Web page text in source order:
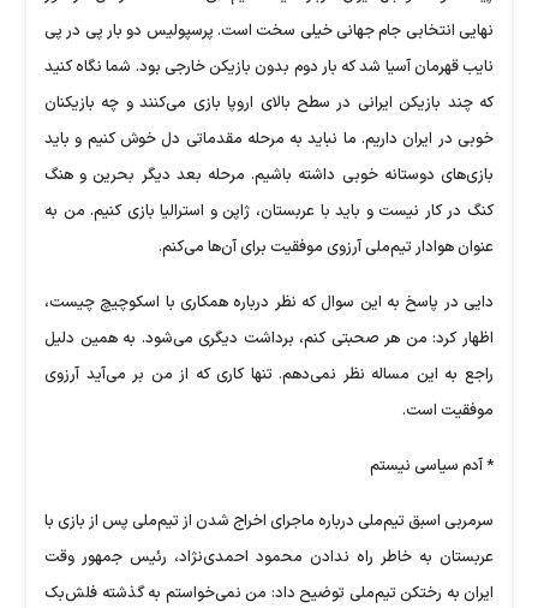
نهایی انتخابی جام جهانی خیلی سخت است. پرسپولیس دو بار پی در پی
نایب قهرمان آسیا شد که بار دوم بدون بازیکن خارجی بود. شما نگاه کنید
که چند بازیکن ایرانی در سطح بالای اروپا بازی می‌کنند و چه بازیکنان
خوبی در ایران داریم. ما نباید به مرحله مقدماتی دل خوش کنیم و باید
بازی‌های دوستانه خوبی داشته باشیم. مرحله بعد دیگر بحرین و هنگ
کنگ در کار نیست و باید با عربستان، ژاپن و استرالیا بازی کنیم. من به
عنوان هوادار تیم‌ملی آرزوی موفقیت برای آن‌ها می‌کنم.
دایی در پاسخ به این سوال که نظر درباره همکاری با اسکوچیچ چیست،
اظهار کرد: من هر صحبتی کنم، برداشت دیگری می‌شود. به همین دلیل
راجع به این مساله نظر نمی‌دهم. تنها کاری که از من بر می‌آید آرزوی
موفقیت است.
* آدم سیاسی نیستم
سرمربی اسبق تیم‌ملی درباره ماجرای اخراج شدن از تیم‌ملی پس از بازی با
عربستان به خاطر راه ندادن محمود احمدی‌نژاد، رئیس جمهور وقت
ایران به رختکن تیم‌ملی توضیح داد: من نمی‌خواستم به گذشته فلش‌بک